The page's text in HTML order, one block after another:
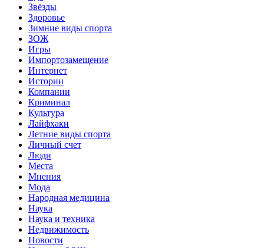
Звёзды
Здоровье
Зимние виды спорта
ЗОЖ
Игры
Импортозамещение
Интернет
Истории
Компании
Криминал
Культура
Лайфхаки
Летние виды спорта
Личный счет
Люди
Места
Мнения
Мода
Народная медицина
Наука
Наука и техника
Недвижимость
Новости